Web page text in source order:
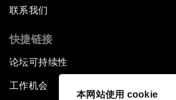
本网站使用 cookie
联系我们
快捷链接
论坛可持续性
工作机会